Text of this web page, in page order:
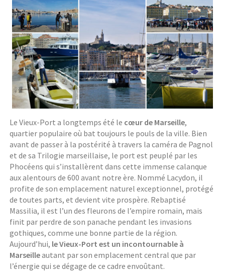
Le Vieux-Port a longtemps été le cœur de Marseille,
quartier populaire où bat toujours le pouls de la ville. Bien
avant de passer à la postérité à travers la caméra de Pagnol
et de sa Trilogie marseillaise, le port est peuplé par les
Phocéens qui s’installèrent dans cette immense calanque
aux alentours de 600 avant notre ère. Nommé Lacydon, il
profite de son emplacement naturel exceptionnel, protégé
de toutes parts, et devient vite prospère. Rebaptisé
Massilia, il est l’un des fleurons de l’empire romain, mais
finit par perdre de son panache pendant les invasions
gothiques, comme une bonne partie de la région.
Aujourd’hui, le Vieux-Port est un incontournable à
Marseilleautant par son emplacement central que par
l’énergie qui se dégage de ce cadre envoûtant.